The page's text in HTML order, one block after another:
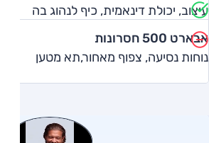
עיצוב, יכולת דינאמית, כיף לנהוג בה
אבארט 500 חסרונות
נוחות נסיעה, צפוף מאחור,תא מטען